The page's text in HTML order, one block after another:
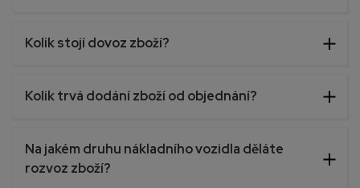
Kolik stojí dovoz zboží?
Kolik trvá dodání zboží od objednání?
Na jakém druhu nákladního vozidla děláte
rozvoz zboží?